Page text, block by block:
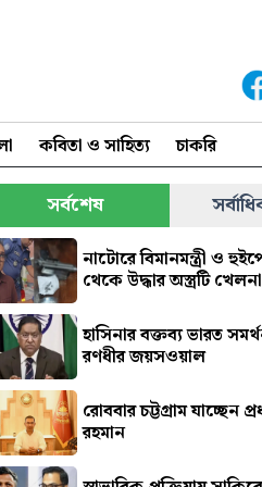
কবিতা ও সাহিত্য চাকরি
সর্বশেষ
নাটোরে বিমানমন্ত্রী ও
থেকে উদ্ধার অস্ত্রটি
হাসিনার বক্তব্য ভারত
রণধীর জয়সওয়াল
রোববার চট্টগ্রাম যাচ্ছেন
রহমান